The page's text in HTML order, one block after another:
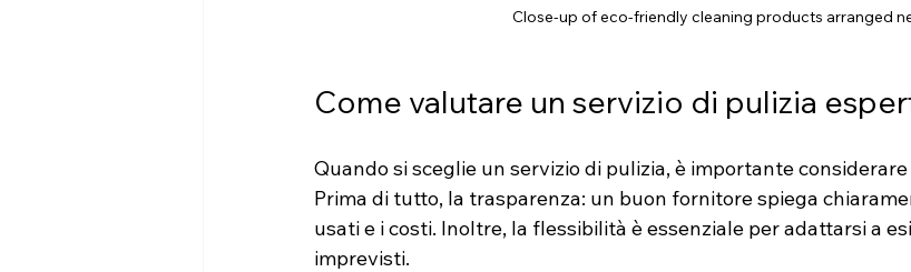
Close-up of eco-friendly cleaning products arranged
Come valutare un servizio di pulizia
Quando si sceglie un servizio di pulizia, è importante
Prima di tutto, la trasparenza: un buon fornitore spiega
usati e i costi. Inoltre, la flessibilità è essenziale per adattarsi a
imprevisti.